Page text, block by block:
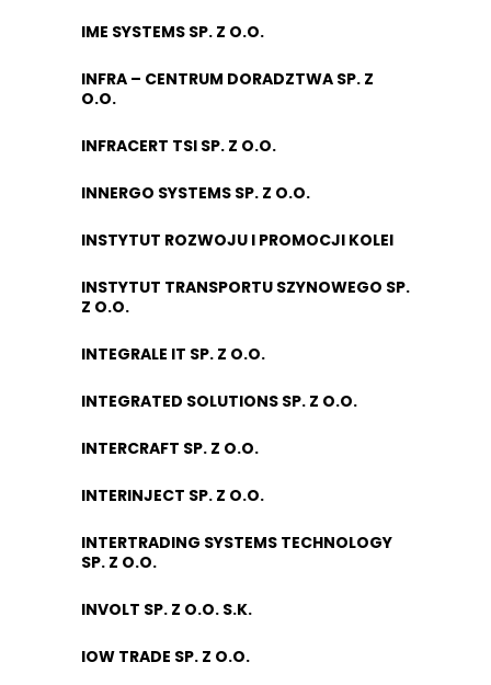
IME SYSTEMS SP. Z O.O.
INFRA – CENTRUM DORADZTWA SP. Z
O.O.
INFRACERT TSI SP. Z O.O.
INNERGO SYSTEMS SP. Z O.O.
INSTYTUT ROZWOJU I PROMOCJI KOLEI
INSTYTUT TRANSPORTU SZYNOWEGO SP.
Z O.O.
INTEGRALE IT SP. Z O.O.
INTEGRATED SOLUTIONS SP. Z O.O.
INTERCRAFT SP. Z O.O.
INTERINJECT SP. Z O.O.
INTERTRADING SYSTEMS TECHNOLOGY
SP. Z O.O.
INVOLT SP. Z O.O. S.K.
IOW TRADE SP. Z O.O.